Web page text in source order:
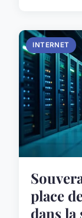
INTERNET
place
dans la